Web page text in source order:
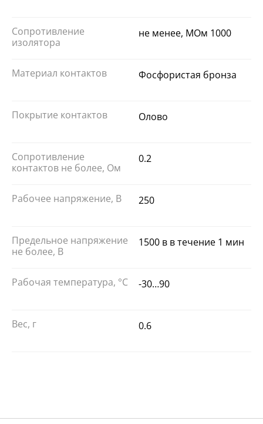
Сопротивление
изолятора
не менее, МОм 1000
Материал контактов Фосфористая бронза
Покрытие контактов Олово
Сопротивление
контактов не более, Ом
0.2
Рабочее напряжение, В 250
Предельное напряжение
не более, В
1500 в в течение 1 мин
Рабочая температура, °С -30…90
Вес, г 0.6